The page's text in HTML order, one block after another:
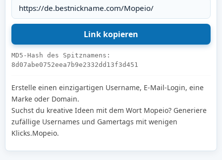
MD5-Hash des Spitznamens:
8d07abe0752eea7b9e2332dd13f3d451
Erstelle einen einzigartigen Username, E-Mail-Login, eine
Marke oder Domain.
Suchst du kreative Ideen mit dem Wort Mopeio? Generiere
zufällige Usernames und Gamertags mit wenigen
Klicks.Mopeio.